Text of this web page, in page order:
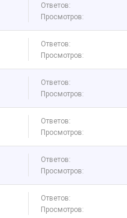
Ответов:
Просмотров:
Ответов:
Просмотров:
Ответов:
Просмотров:
Ответов:
Просмотров:
Ответов:
Просмотров:
Ответов:
Просмотров: